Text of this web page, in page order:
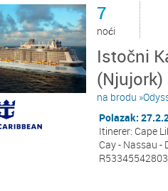
7
noći
Istočni
(Njujork)
na brodu
Polazak:
Itinerer: Cape
Cay - Nassau -